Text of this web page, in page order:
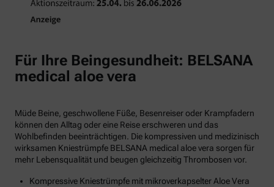
Für Ihre Beingesundheit: BELSANA
medical aloe vera
Müde Beine, geschwollene Füße, Besenreiser oder Krampfadern
können den Alltag oder eine Reise erschweren und das
Wohlbefinden beeinträchtigen. Die kompressiven und medizinisch
wirksamen Kniestrümpfe BELSANA medical aloe vera sorgen für
mehr Lebensqualität und beugen gleichzeitig Thrombosen vor.
Kompressive Kniestrümpfe mit mikroverkapselter Aloe Vera